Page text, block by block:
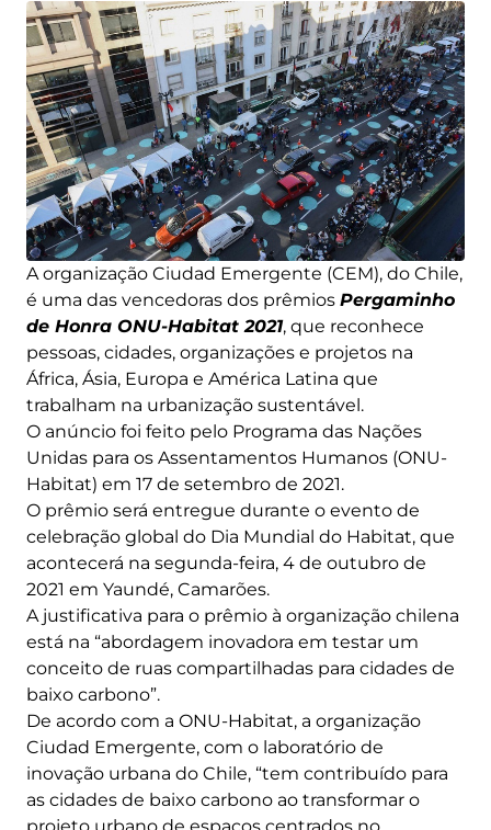
A organização Ciudad Emergente (CEM), do Chile,
é uma das vencedoras dos prêmios Pergaminho
de Honra ONU-Habitat 2021, que reconhece
pessoas, cidades, organizações e projetos na
África, Ásia, Europa e América Latina que
trabalham na urbanização sustentável.
O anúncio foi feito pelo Programa das Nações
Unidas para os Assentamentos Humanos (ONU-
Habitat) em 17 de setembro de 2021.
O prêmio será entregue durante o evento de
celebração global do Dia Mundial do Habitat, que
acontecerá na segunda-feira, 4 de outubro de
2021 em Yaundé, Camarões.
A justificativa para o prêmio à organização chilena
está na “abordagem inovadora em testar um
conceito de ruas compartilhadas para cidades de
baixo carbono”.
De acordo com a ONU-Habitat, a organização
Ciudad Emergente, com o laboratório de
inovação urbana do Chile, “tem contribuído para
as cidades de baixo carbono ao transformar o